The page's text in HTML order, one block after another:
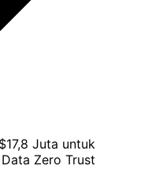
Juta untuk
Zero Trust